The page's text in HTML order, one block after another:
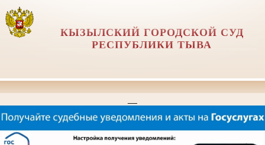
КЫЗЫЛСКИЙ ГОРОДСКОЙ СУД
РЕСПУБЛИКИ ТЫВА